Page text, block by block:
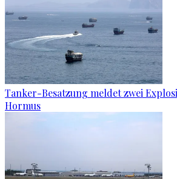
Tanker-Besatzung meldet zwei
Hormus